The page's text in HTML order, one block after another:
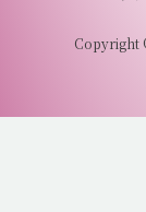
Copyright